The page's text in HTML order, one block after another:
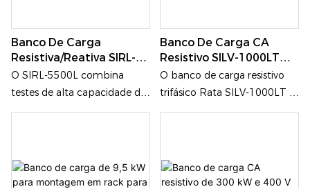
inteligente e funções de
proteção abrangentes. É
amplamente utilizado para
testes de desempenho e
verificação de equipamentos
de energia industrial de
UPS, data centers e sistemas
de armazenamento de
crítica.
Banco De Carga
Resistiva/reativa SIRL-
5500L De 5500 KVA Para
Testes De Geradores,
O SIRL-5500L combina
testes de alta capacidade de
5500 kVA, simulação de
proteção de nível industrial
em uma única solução
Banco De Carga CA
Resistivo SILV-1000LT
Para Testes De
Geradores Ou Fontes De
O banco de carga resistivo
trifásico Rata SILV-1000LT é
um dispositivo de simulação
potência ultra-alta de 1000
kW, controle de